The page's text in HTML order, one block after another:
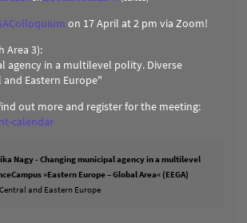
on 17 April at 2 pm via Zoom!
Area 3):
agency in a multilevel polity. Diverse
Eastern Europe"
out more and register for the meeting:
calendar
Nagy - Changing municipal agency in a multilevel
»Eastern Europe – Global Area« (EEGA)
and Eastern Europe